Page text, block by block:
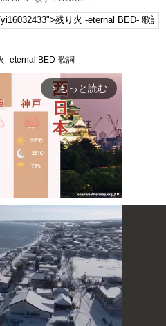
-eternal BED-歌詞
arrow_forward_ios もっと読む
Mute
キャンセル